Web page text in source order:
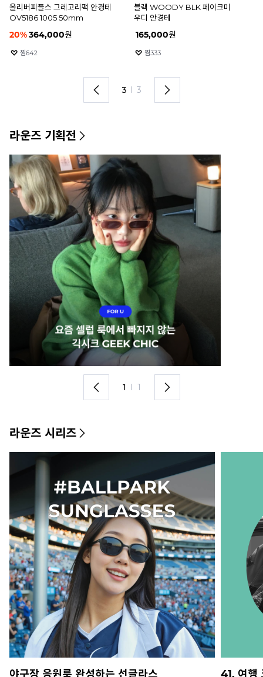
크미
블랙 5375 BK 로코모티브 베를린
안경테
46%29,900
블랙 CITY2 BSV 페이크미
블루라이트 차단 안경테
185,000
1 I 3
라운즈 기획전
1 I 1
라운즈 시리즈
야구장 응원룩 완성하는 선글라스 41. 여행